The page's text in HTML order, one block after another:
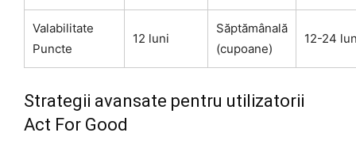
Valabilitate
Puncte
12 luni
Săptămânală
(cupoane)
12-24
Strategii avansate pentru utilizatorii
Act For Good